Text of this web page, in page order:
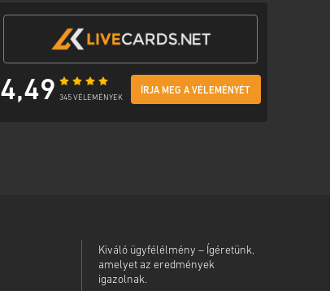
4,49 345 VÉLEMÉNYEK
ÍRJA MEG A VÉLEMÉNYÉT
Kiváló ügyfélélmény – Ígéretünk,
amelyet az eredmények
igazolnak.